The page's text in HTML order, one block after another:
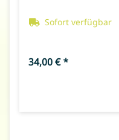
Sofort verfügbar
34,00 €*